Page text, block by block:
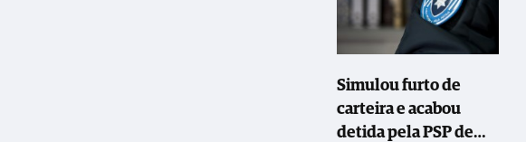
Simulou furto de
carteira e acabou
detida pela PSP de